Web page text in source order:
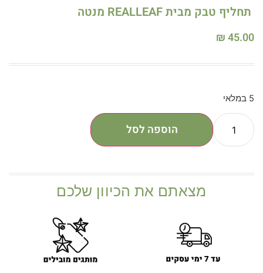
תחליף טבק מבית REALLEAF מנטה
₪45.00
5 במלאי
הוספה לסל
מצאתם את הכיוון שלכם